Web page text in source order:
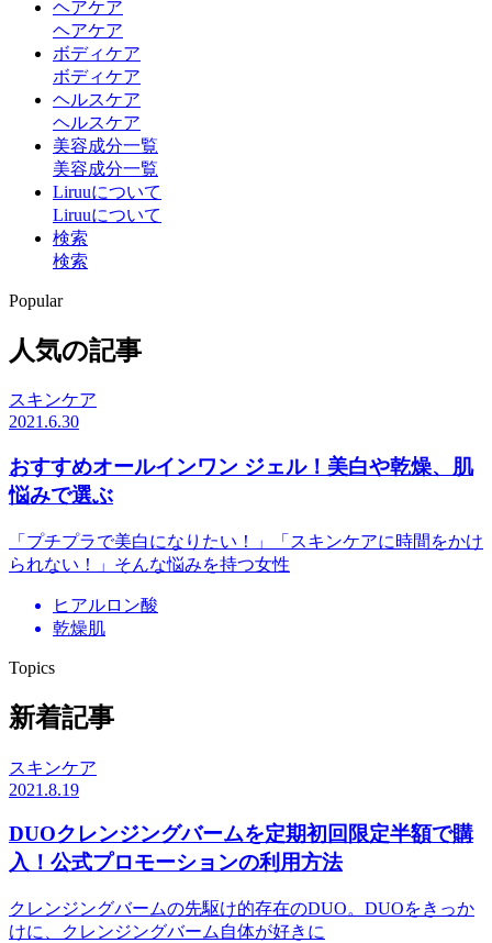
ヘアケア
ヘアケア
ボディケア
ボディケア
ヘルスケア
ヘルスケア
美容成分一覧
美容成分一覧
Liruuについて
Liruuについて
検索
検索
Popular
人気の記事
スキンケア
2021.6.30
おすすめオールインワン ジェル！美白や乾燥、肌
悩みで選ぶ
「プチプラで美白になりたい！」「スキンケアに時間をかけ
られない！」そんな悩みを持つ女性
ヒアルロン酸
乾燥肌
Topics
新着記事
スキンケア
2021.8.19
DUOクレンジングバームを定期初回限定半額で購
入！公式プロモーションの利用方法
クレンジングバームの先駆け的存在のDUO。DUOをきっか
けに、クレンジングバーム自体が好きに